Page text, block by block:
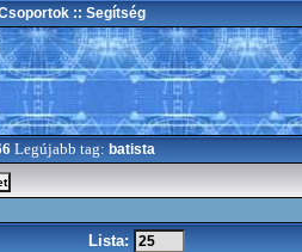
:: Segítség
Legújabb tag: batista
Lista: